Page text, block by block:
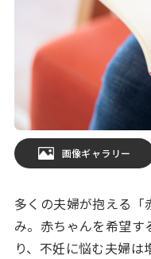
画像ギャラリー
多くの夫婦が抱える「
み。赤ちゃんを希望す
り、不妊に悩む夫婦